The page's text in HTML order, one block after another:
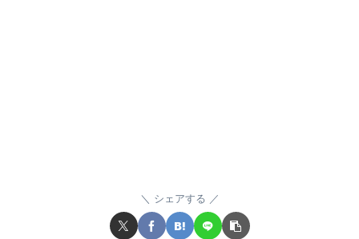
シェアする